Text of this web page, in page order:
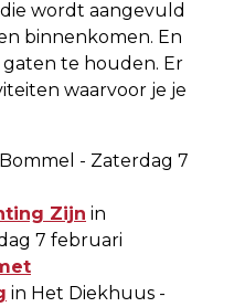
die wordt aangevuld
binnenkomen. En
gaten te houden. Er
waarvoor je je
- Zaterdag 7
Zijn in
7 februari
in Het Diekhuus -